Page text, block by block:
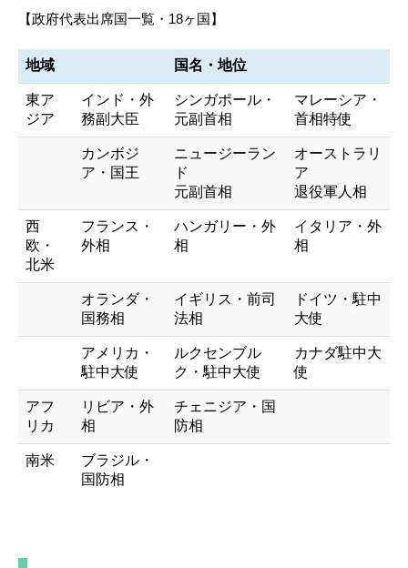
【政府代表出席国一覧・18ヶ国】
地域 国名・地位
東ア
ジア
インド・外
務副大臣
シンガポール・
元副首相
マレーシア・
首相特使
カンボジ
ア・国王
ニュージーラン
ド
元副首相
オーストラリ
ア
退役軍人相
西
欧・
北米
フランス・
外相
ハンガリー・外
相
イタリア・外
相
オランダ・
国務相
イギリス・前司
法相
ドイツ・駐中
大使
アメリカ・
駐中大使
ルクセンブル
ク・駐中大使
カナダ駐中大
使
アフ
リカ
リビア・外
相
チェニジア・国
防相
南米
ブラジル・
国防相